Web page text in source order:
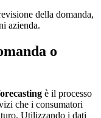
della domanda,
azienda.
o
è il processo
che i consumatori
Utilizzando i dati